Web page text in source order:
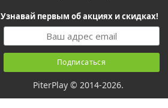
Узнавай первым об акциях и скидках!
PiterPlay © 2014-2026.